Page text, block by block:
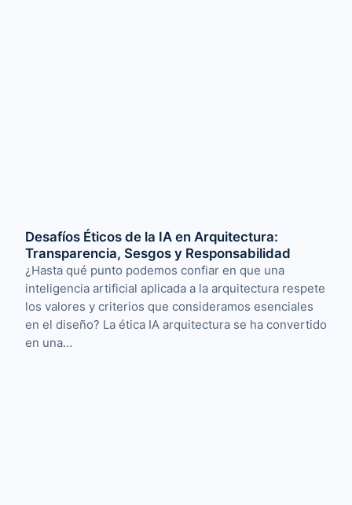
Desafíos Éticos de la IA en Arquitectura:
Transparencia, Sesgos y Responsabilidad
¿Hasta qué punto podemos confiar en que una
inteligencia artificial aplicada a la arquitectura respete
los valores y criterios que consideramos esenciales
en el diseño? La ética IA arquitectura se ha convertido
en una…